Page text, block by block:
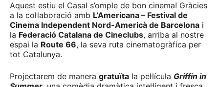
Aquest estiu el Casal s’omple de bon cinema! Gràcies
a la col·laboració amb L’Americana – Festival de
Cinema Independent Nord-Americà de Barcelona i
la Federació Catalana de Cineclubs, arriba al nostre
espai la Route 66, la seva ruta cinematogràfica per
tot Catalunya.
Projectarem de manera gratuïta la pel·lícula Griffin in